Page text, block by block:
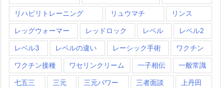
リハビリトレーニング リュウマチ リンス
レッグウォーマー レッドロック レベル レベル2
レベル3 レベルの違い レーシック手術 ワクチン
ワクチン接種 ワセリンクリーム 一子相伝 一般常識
七五三 三元 三元パワー 三者面談 上丹田